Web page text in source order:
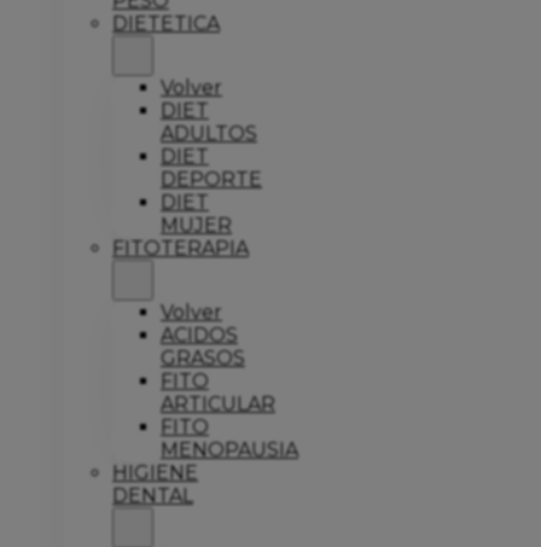
DIETETICA
Volver
DIET
ADULTOS
DIET
DEPORTE
DIET
MUJER
FITOTERAPIA
Volver
ACIDOS
GRASOS
FITO
ARTICULAR
FITO
MENOPAUSIA
HIGIENE
DENTAL